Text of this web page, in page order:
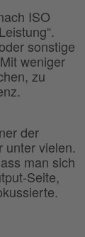
ISO
sonstige
weniger
zu
der
unter vielen.
man sich
Seite,